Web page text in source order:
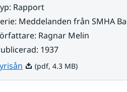
: Rapport
: Meddelanden från SMHA
: Ragnar Melin
: 1937
Pdf, 4.3 MB.
(pdf, 4.3 MB)